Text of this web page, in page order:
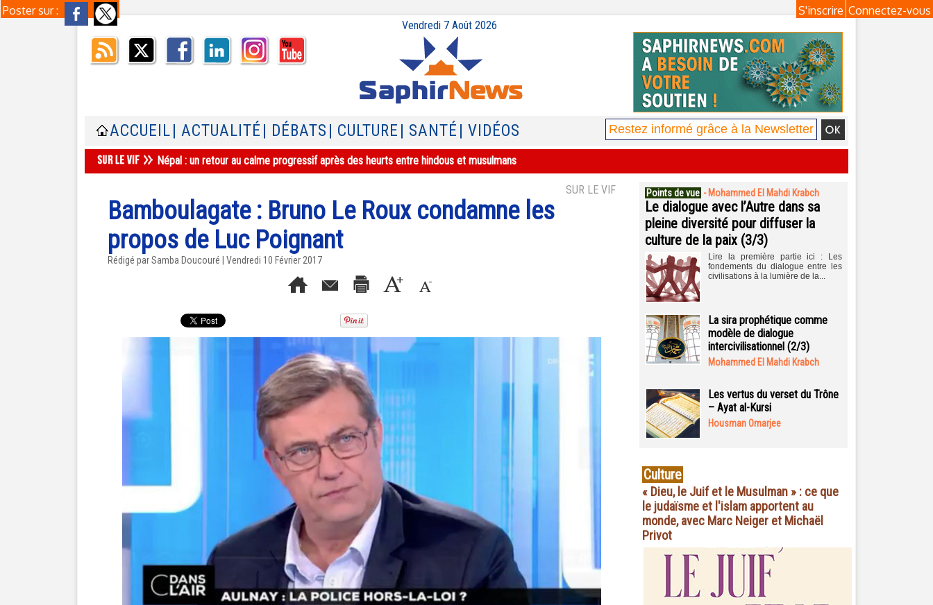
Poster sur : Connectez-vous
S'inscrire
Vendredi 7 Août 2026
ACCUEIL | ACTUALITÉ | DÉBATS | CULTURE | SANTÉ | VIDÉOS
Népal : un retour au calme progressif après des heurts entre hindous et musulmans
SUR LE VIF
Bamboulagate : Bruno Le Roux condamne les
propos de Luc Poignant
Rédigé parSamba Doucouré | Vendredi 10 Février 2017
Points de vue - Mohammed El Mahdi Krabch
Le dialogue avec l’Autre dans sa
pleine diversité pour diffuser la
culture de la paix (3/3)
Lire la première partie ici : Les
fondements du dialogue entre les
civilisations à la lumière de la...
La sira prophétique comme
modèle de dialogue
intercivilisationnel (2/3)
Mohammed El Mahdi Krabch
Les vertus du verset du Trône
– Ayat al-Kursi
Housman Omarjee
Culture
« Dieu, le Juif et le Musulman » : ce que
le judaïsme et l'islam apportent au
monde, avec Marc Neiger et Michaël
Privot